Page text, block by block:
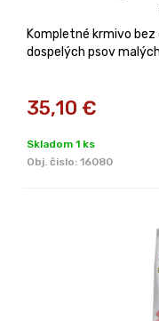
Kompletné krmivo
dospelých psov
35,10 €
Skladom 1 ks
Obj. čislo: 16080